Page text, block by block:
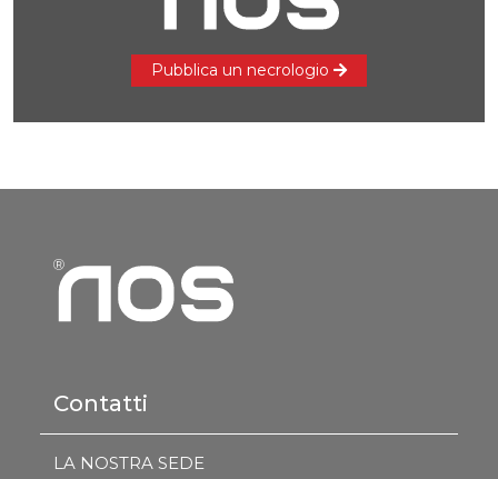
Pubblica un necrologio
Contatti
LA NOSTRA SEDE